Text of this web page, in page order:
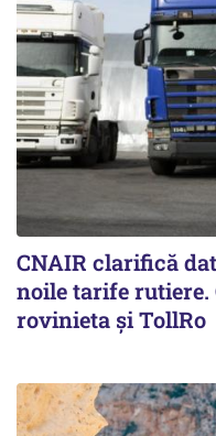
CNAIR clarifică
noile tarife
rovinieta și TollRo